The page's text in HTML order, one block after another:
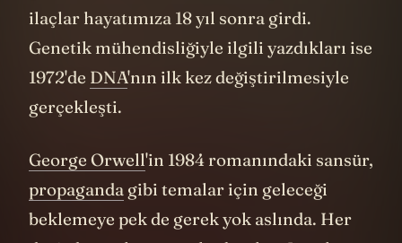
ilaçlar hayatımıza 18 yıl sonra girdi.
Genetik mühendisliğiyle ilgili yazdıkları ise
1972'de DNA'nın ilk kez değiştirilmesiyle
gerçekleşti.
George Orwell'in 1984 romanındaki sansür,
propaganda gibi temalar için geleceği
beklemeye pek de gerek yok aslında. Her